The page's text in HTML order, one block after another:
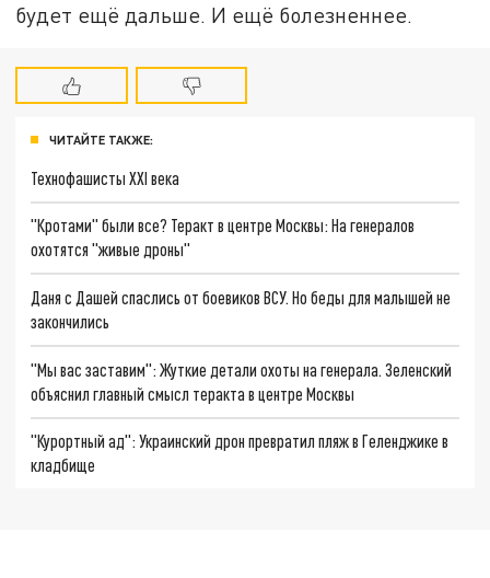
будет ещё дальше. И ещё болезненнее.
ЧИТАЙТЕ ТАКЖЕ:
Технофашисты XXI века
"Кротами" были все? Теракт в центре Москвы: На генералов
охотятся "живые дроны"
Даня с Дашей спаслись от боевиков ВСУ. Но беды для малышей не
закончились
"Мы вас заставим": Жуткие детали охоты на генерала. Зеленский
объяснил главный смысл теракта в центре Москвы
"Курортный ад": Украинский дрон превратил пляж в Геленджике в
кладбище